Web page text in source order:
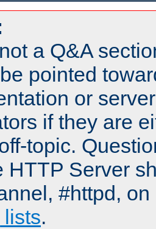
a Q&A
pointed
or
if they are
topic.
HTTP Server
#httpd,
.